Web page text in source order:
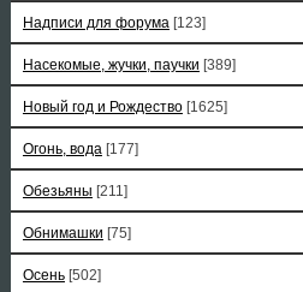
Надписи для форума [123]
Насекомые, жучки, паучки [389]
Новый год и Рождество [1625]
Огонь, вода [177]
Обезьяны [211]
Обнимашки [75]
Осень [502]